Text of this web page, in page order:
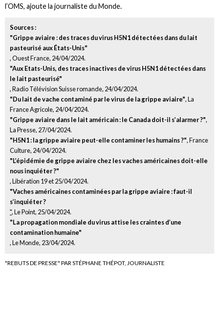
l’OMS, ajoute la journaliste du Monde.
Sources :
"Grippe aviaire : des traces du virus H5N1 détectées dans du lait
pasteurisé aux États-Unis"
, Ouest France, 24/04/2024.
"Aux Etats-Unis, des traces inactives de virus H5N1 détectées dans
le lait pasteurisé"
, Radio Télévision Suisse romande, 24/04/2024.
"Du lait de vache contaminé par le virus de la grippe aviaire", La
France Agricole, 24/04/2024.
"Grippe aviaire dans le lait américain : le Canada doit-il s’alarmer ?",
La Presse, 27/04/2024.
"H5N1 : la grippe aviaire peut-elle contaminer les humains ?", France
Culture, 24/04/2024.
"L’épidémie de grippe aviaire chez les vaches américaines doit-elle
nous inquiéter ?"
, Libération 19 et 25/04/2024.
"Vaches américaines contaminées par la grippe aviaire : faut-il
s’inquiéter ?
", Le Point, 25/04/2024.
"La propagation mondiale du virus attise les craintes d’une
contamination humaine"
, Le Monde, 23/04/2024.
"REBUTS DE PRESSE" PAR STÉPHANE THÉPOT, JOURNALISTE